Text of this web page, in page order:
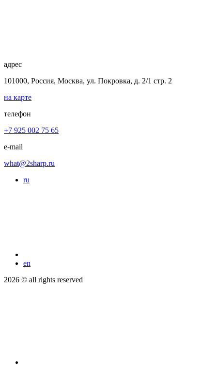
адрес
101000, Россия, Москва, ул. Покровка, д. 2/1 стр. 2
на карте
телефон
+7 925 002 75 65
e-mail
what@2sharp.ru
ru
en
2026 © all rights reserved